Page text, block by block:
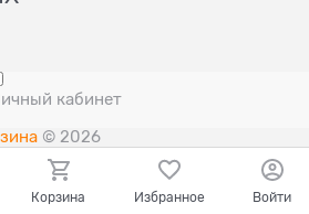
кабинет
© 2026
Корзина Избранное Войти